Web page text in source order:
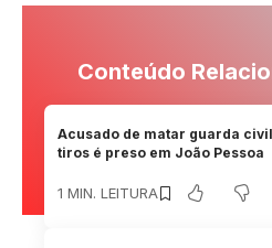
Conteúdo
Acusado de matar guarda
tiros é preso em João Pessoa
1 MIN. LEITURA